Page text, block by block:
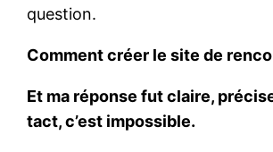
question.
Comment créer le site de
Et ma réponse fut claire,
tact, c’est impossible.